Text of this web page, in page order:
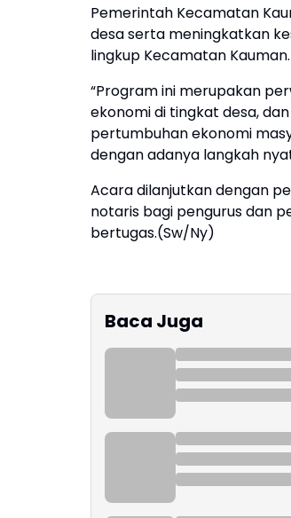
Pemerintah Kecamatan
desa serta meningkatkan
lingkup Kecamatan Kauman.
“Program ini merupakan
ekonomi di tingkat desa,
pertumbuhan ekonomi
dengan adanya langkah
Acara dilanjutkan dengan
notaris bagi pengurus dan
bertugas.(Sw/Ny)
Baca Juga